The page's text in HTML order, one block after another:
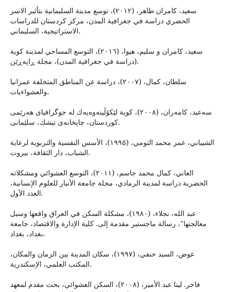
سعيد، كامران طاهر، (٢٠١٢)، توسع مدينة السليمانية بتأثير الاسر
الحضري دراسة في جغرافية المدن، مركز كردستان للدراسات
الاستراتيجية، السليماني.
سعيد، كامران و سليم، هيوا، (٢٠١٦)، التوسع المساحي لمدينة كوية
(دراسة في جغرافية المدن)، مجلة ڕاپەڕێن.
سلطان، كمال، (٢٠٠٧)، دراسة عن المناطق المتخلفة عمرانيا
والعشواءيات.
سەعيد، كامەران، (٢٠٠٨)، كوية لێكۆڵينەوەيەك لە جوگرافياى هەرێمى
كوردستان، چاپخانەى تيشك، سلێمانى.
الشيباني، عمر محمد التومي، (١٩٩٥)، الأسس النفسية والتربوية لرعاية
الشباب، دار الثقافة، بيروت.
العاني، كمال محمد جاسم، (٢٠١١)، التوسع العشوائي ومشكلاته
الحضرية دراسة لمدينة الرمادي، مجلة جامعة الأنبار للعلوم الإنسانية،
العدد الأول.
عبد الله، نجلاء، (١٩٨٠)، مشكلة السكن في العراق واقعها وسبل
معالجتها"، رسالة ماجستير مقدمة إلى. كلية الإدارة والاقتصاد، جامعة
بغداد، بغداد.
عوض، السيد حنفي، (١٩٩٧)، سكان المدينة بين الزمان والمكان،
المكتب العلمي، الإسكندرية.
فاخر. لينا عبد الأمير، (٢٠٠٨)، السكن العشوائي، بحث مقدم لمعهد